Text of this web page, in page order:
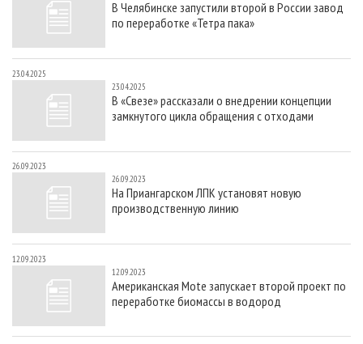
СУШКА ДРЕВЕСИНЫ
ПРОИЗВОДСТВО ДРЕВЕСНЫХ ПЛИТ
ДЕРЕВЯННОЕ ДОМОСТРОЕНИЕ
ПРОИЗВОДСТВО МЕБЕЛИ
БИОЭНЕРГЕТИКА
ЦБП
ИНСТРУМЕНТ И МАТЕРИАЛЫ
ПЕРСОНЫ
МОБИЛЬНЫЕ ВЫСТАВКИ
ПРИОРИТЕТНЫЕ ИНВЕСТПРОЕКТЫ
RUSSIAN FORESTRY REVIEW
ГАЗЕТА ЛЕСПРОМФОРУМ
БИБЛИОТЕКА СПЕЦИАЛИСТА
КОНТАКТЫ
РЕКЛАМА
В Челябинске запустили второй в России завод
по переработке «Тетра пака»
23.04.2025
23.04.2025
В «Свезе» рассказали о внедрении концепции
замкнутого цикла обращения с отходами
26.09.2023
26.09.2023
На Приангарском ЛПК установят новую
производственную линию
12.09.2023
12.09.2023
Американская Mote запускает второй проект по
переработке биомассы в водород